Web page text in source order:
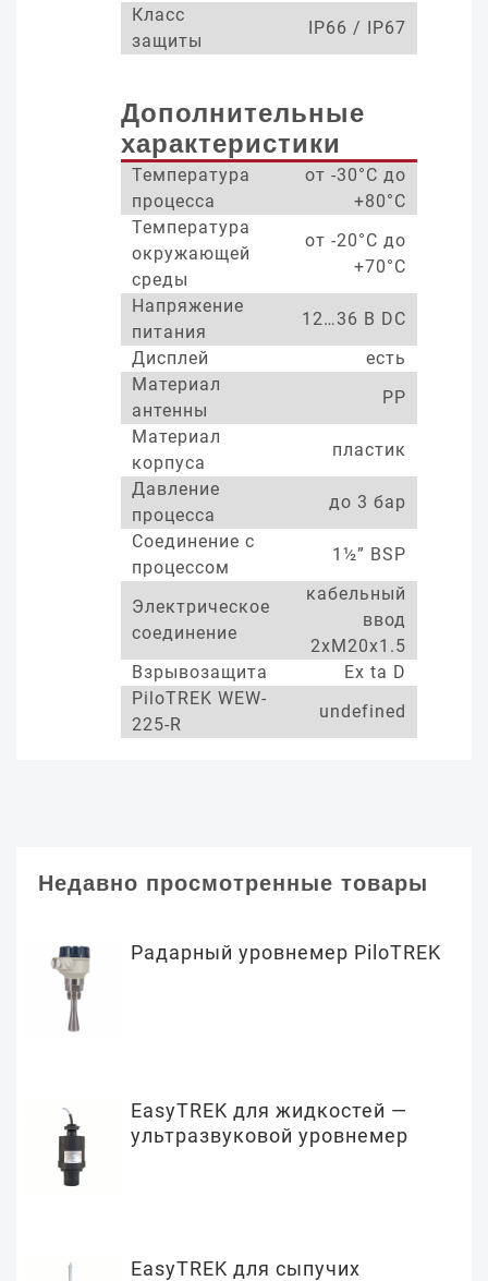
Класс
защиты
IP66 / IP67
Дополнительные
характеристики
Температура
процесса
от -30°С до
+80°С
Температура
окружающей
среды
от -20°С до
+70°С
Напряжение
питания
12…36 В DC
Дисплей
есть
Материал
антенны
PP
Материал
корпуса
пластик
Давление
процесса
до 3 бар
Соединение с
процессом
1½” BSP
Электрическое
соединение
кабельный
ввод
2xM20x1.5
Взрывозащита
Ex ta D
PiloTREK WEW-
225-R
undefined
Недавно просмотренные товары
Радарный уровнемер PiloTREK
EasyTREK для жидкостей —
ультразвуковой уровнемер
EasyTREK для сыпучих